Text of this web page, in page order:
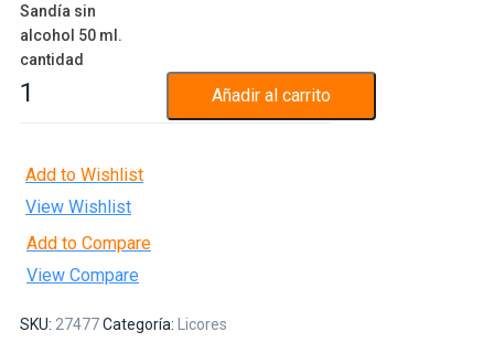
Sandía sin
alcohol 50 ml.
cantidad
Añadir al carrito
Add to Wishlist
View Wishlist
Add to Compare
View Compare
SKU: 27477Categoría: Licores